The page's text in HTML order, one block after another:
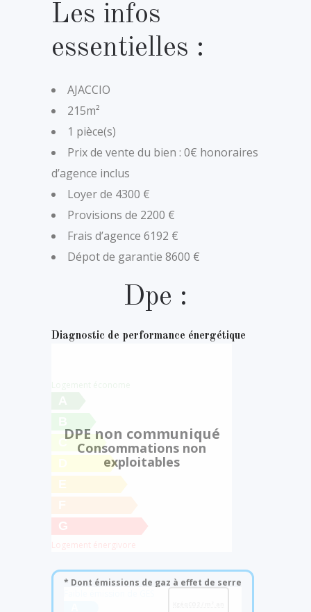
Les infos
essentielles :
AJACCIO
215m²
1 pièce(s)
Prix de vente du bien : 0€ honoraires
d’agence inclus
Loyer de 4300 €
Provisions de 2200 €
Frais d’agence 6192 €
Dépot de garantie 8600 €
Dpe :
Diagnostic de performance énergétique
C
D
E
G
Logement énergivore
DPE non communiqué
Consommations non
exploitables
* Dont émissions de gaz à effet de serre